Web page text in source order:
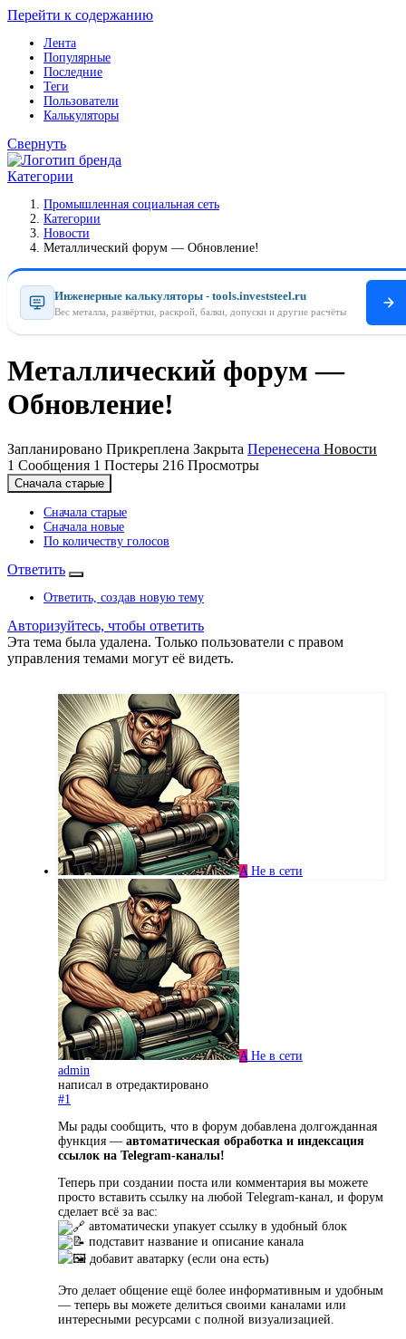
Перейти к содержанию
Лента
Популярные
Последние
Теги
Пользователи
Калькуляторы
Свернуть
Категории
Промышленная социальная сеть
Категории
Новости
Металлический форум — Обновление!
Инженерные калькуляторы - tools.investsteel.ru
Вес металла, развёртки, раскрой, балки, допуски и другие расчёты
Металлический форум —
Обновление!
Запланировано Прикреплена Закрыта Перенесена Новости
1 Сообщения 1 Постеры 216 Просмотры
Сначала старые
Сначала старые
Сначала новые
По количеству голосов
Ответить
Ответить, создав новую тему
Авторизуйтесь, чтобы ответить
Эта тема была удалена. Только пользователи с правом
управления темами могут её видеть.
A Не в сети
A Не в сети
admin
написал в отредактировано
#1
Мы рады сообщить, что в форум добавлена долгожданная
функция — автоматическая обработка и индексация
ссылок на Telegram-каналы!
Теперь при создании поста или комментария вы можете
просто вставить ссылку на любой Telegram-канал, и форум
сделает всё за вас:
автоматически упакует ссылку в удобный блок
подставит название и описание канала
️ добавит аватарку (если она есть)
Это делает общение ещё более информативным и удобным
— теперь вы можете делиться своими каналами или
интересными ресурсами с полной визуализацией.